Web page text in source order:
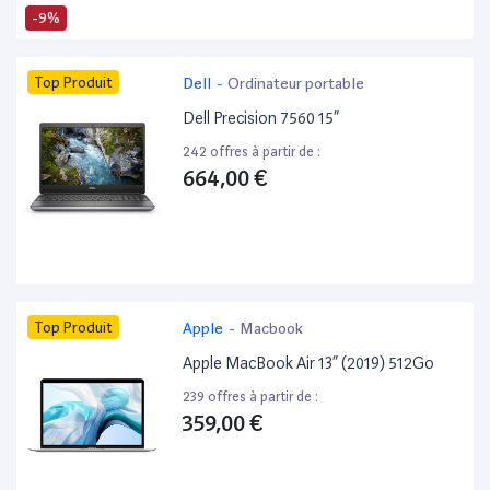
-9%
Top Produit Dell - Ordinateur portable
Dell Precision 7560 15”
242 offres à partir de :
664,00 €
Top Produit Apple - Macbook
Apple MacBook Air 13” (2019) 512Go
239 offres à partir de :
359,00 €